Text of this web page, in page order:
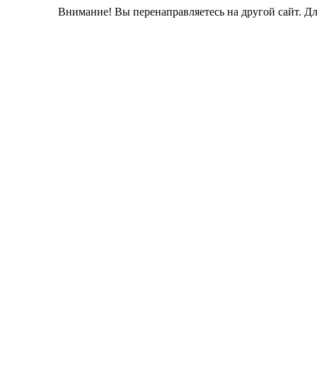
Внимание! Вы перенаправляетесь на другой сайт.